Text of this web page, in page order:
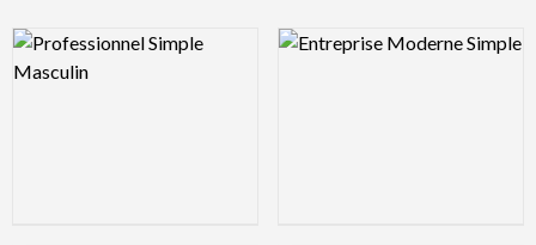
Logo Preview Image Logo Preview Image